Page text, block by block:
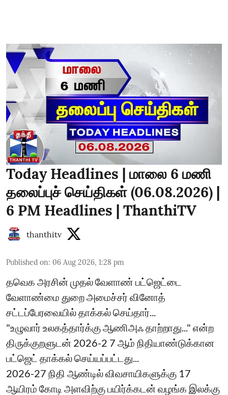
Today Headlines | மாலை 6 மணி
தலைப்புச் செய்திகள் (06.08.2026) |
6 PM Headlines | ThanthiTV
thanthitv
Published on: 06 Aug 2026, 1:28 pm
தவெக அரசின் முதல் வேளாண் பட்ஜெட்டை
வேளாண்மை துறை அமைச்சர் வினோத்
சட்டப்பேரவையில் தாக்கல் செய்தார்...
"உழுவார் உலகத்தார்க்கு ஆணிஅஃ தாற்றாது..." என்ற
திருக்குறளுடன் 2026-2 7 ஆம் நிதியாண்டுக்கான
பட்ஜெட் தாக்கல் செய்யப்பட்டது...
2026-27 நிதி ஆண்டில் விவசாயிகளுக்கு 17
ஆயிரம் கோடி அளவிற்கு பயிர்க்கடன் வழங்க இலக்கு